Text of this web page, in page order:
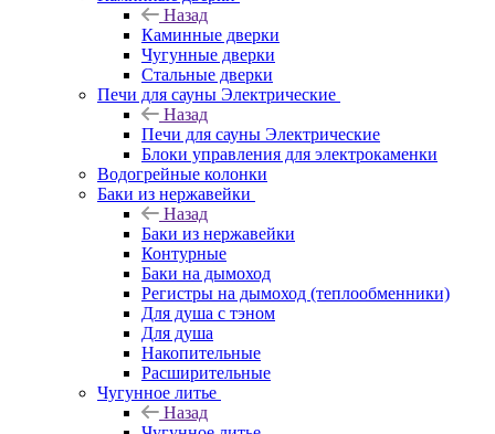
Назад
Каминные дверки
Чугунные дверки
Стальные дверки
Печи для сауны Электрические
Назад
Печи для сауны Электрические
Блоки управления для электрокаменки
Водогрейные колонки
Баки из нержавейки
Назад
Баки из нержавейки
Контурные
Баки на дымоход
Регистры на дымоход (теплообменники)
Для душа с тэном
Для душа
Накопительные
Расширительные
Чугунное литье
Назад